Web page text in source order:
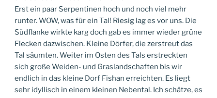
Erst ein paar Serpentinen hoch und noch viel mehr
runter. WOW, was für ein Tal! Riesig lag es vor uns. Die
Südflanke wirkte karg doch gab es immer wieder grüne
Flecken dazwischen. Kleine Dörfer, die zerstreut das
Tal säumten. Weiter im Osten des Tals erstreckten
sich große Weiden- und Graslandschaften bis wir
endlich in das kleine Dorf Fishan erreichten. Es liegt
sehr idyllisch in einem kleinen Nebental. Ich schätze, es